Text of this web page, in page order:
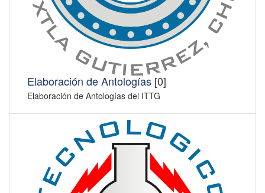
Elaboración de Antologías [0]
Elaboración de Antologías del ITTG